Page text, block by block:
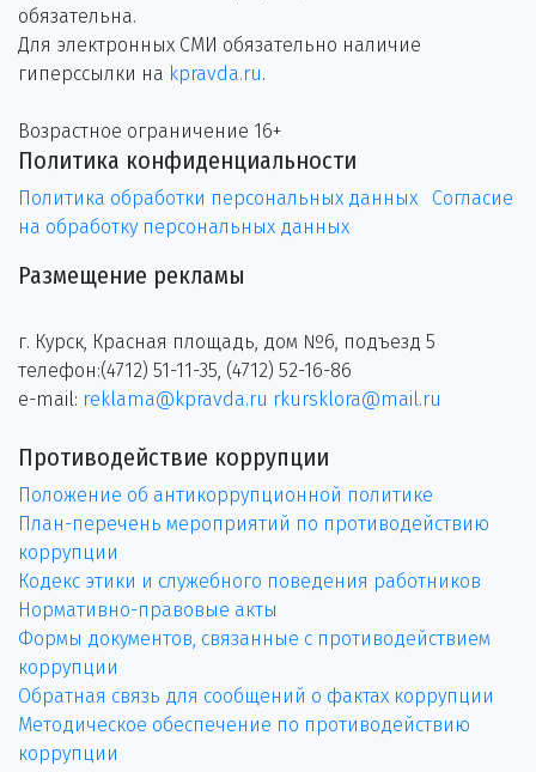
обязательна.
Для электронных СМИ обязательно наличие
гиперссылки на kpravda.ru.
Возрастное ограничение 16+
Политика конфиденциальности
Политика обработки персональных данных
Согласие
на обработку персональных данных
Размещение рекламы
г. Курск, Красная площадь, дом №6, подъезд 5
телефон:(4712) 51-11-35, (4712) 52-16-86
e-mail: reklama@kpravda.ru rkursklora@mail.ru
Противодействие коррупции
Положение об антикоррупционной политике
План-перечень мероприятий по противодействию
коррупции
Кодекс этики и служебного поведения работников
Нормативно-правовые акты
Формы документов, связанные с противодействием
коррупции
Обратная связь для сообщений о фактах коррупции
Методическое обеспечение по противодействию
коррупции